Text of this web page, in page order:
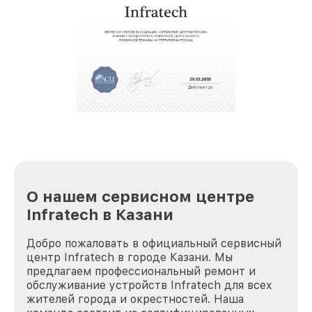
услуги курьера для владельцев
крупногабаритной техники, которые
обеспечат доставку устройств в сервис в
полной сохранности и бесплатно.
положительные отзывы и обрели отличную
репутацию. Мы постоянно совершенствуемся и
О нашем сервисном центре
Infratech в Казани
Добро пожаловать в официальный сервисный
центр Infratech в городе Казани. Мы
предлагаем профессиональный ремонт и
обслуживание устройств Infratech для всех
жителей города и окрестностей. Наша